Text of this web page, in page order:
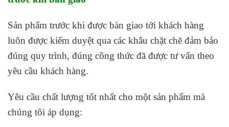
Sản phẩm trước khi được bàn giao tới khách hàng
luôn được kiểm duyệt qua các khâu chặt chẽ đảm bảo
đúng quy trình, đúng công thức đã được tư vấn theo
yêu cầu khách hàng.
Yêu cầu chất lượng tốt nhất cho một sản phẩm mà
chúng tôi áp dụng: